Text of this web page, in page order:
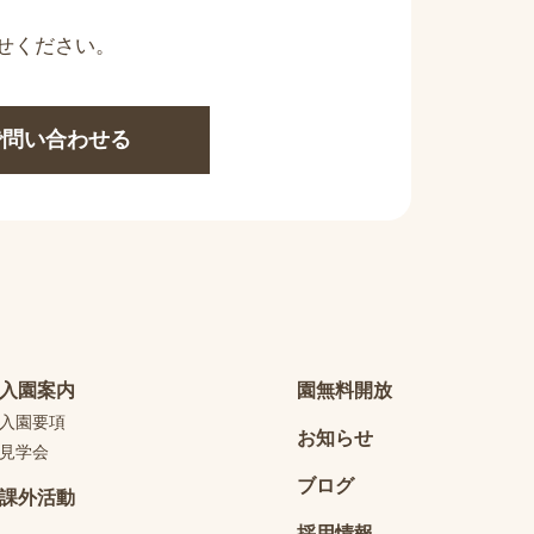
ください。
い合わせる
入園案内
入園要項
見学会
課外活動
園無料開放
お知らせ
ブログ